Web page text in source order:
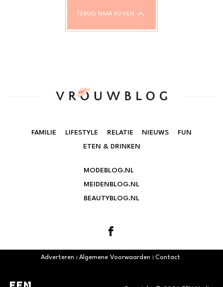
TERUG NAAR BOVEN
FAMILIE LIFESTYLE RELATIE NIEUWS
FUN
ETEN & DRINKEN
MODEBLOG.NL
MEIDENBLOG.NL
BEAUTYBLOG.NL
Adverteren Algemene Voorwaarden Contact